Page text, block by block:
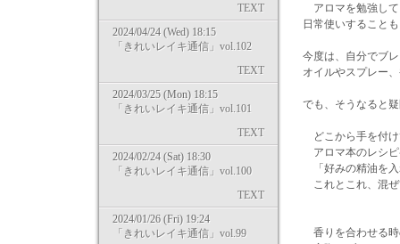
TEXT
2024/04/24 (Wed) 18:15
「きれいレイキ通信」vol.102
TEXT
2024/03/25 (Mon) 18:15
「きれいレイキ通信」vol.101
TEXT
2024/02/24 (Sat) 18:30
「きれいレイキ通信」vol.100
TEXT
2024/01/26 (Fri) 19:24
「きれいレイキ通信」vol.99
アロマを勉強して
日常使いすること
今度は、自分でブ
オイルやスプレー
でも、そうなると
どこから手を付
アロマ本のレシ
「好みの精油を
これとこれ、混
香りを合わせる時